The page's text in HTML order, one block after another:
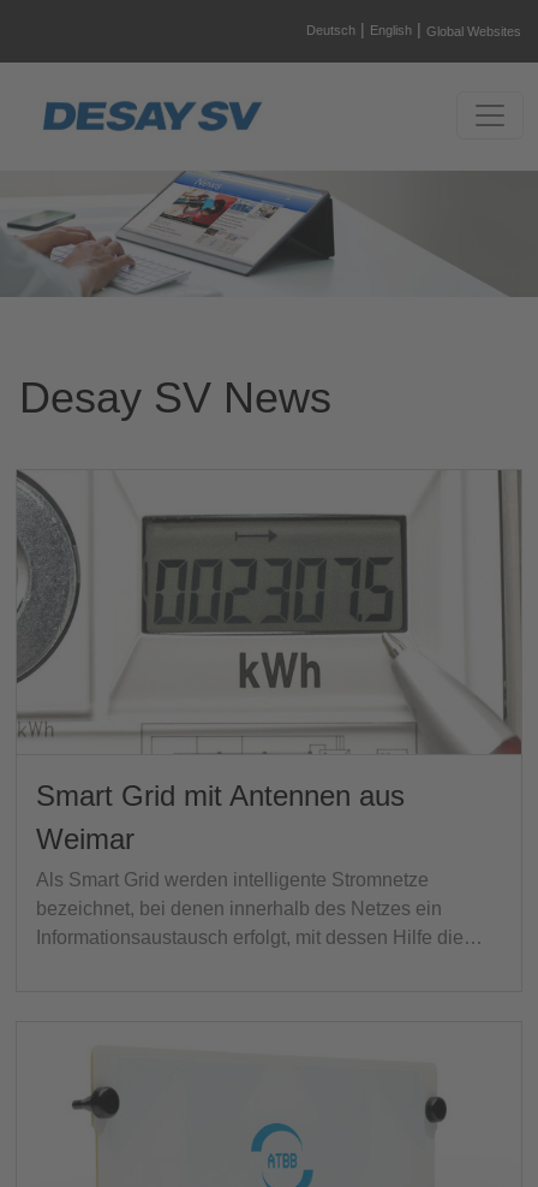
Deutsch | English | Global Websites
Desay SV News
Smart Grid mit Antennen aus
Weimar
Als Smart Grid werden intelligente Stromnetze
bezeichnet, bei denen innerhalb des Netzes ein
Informationsaustausch erfolgt, mit dessen Hilfe die…